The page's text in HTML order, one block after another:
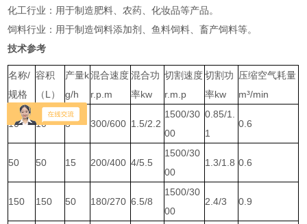
‌化工行业‌：用于制造肥料、农药、化妆品等产品‌。
‌饲料行业‌：用于制造饲料添加剂、鱼料饲料、畜产饲料等‌。
技术参考
名称/
规格
容积
（L）
产量k
g/h
混合速度
r.p.m
混合功
率kw
切割速度
r.m.p
切割功
率kw
压缩空气耗量
m³/min
10 10 3 300/600 1.5/2.2
1500/30
00
0.85/1.
1
0.6
50 50 15 200/400 4/5.5
1500/30
00
1.3/1.8 0.6
150 150 50 180/270 6.5/8
1500/30
00
2.4/3 0.9